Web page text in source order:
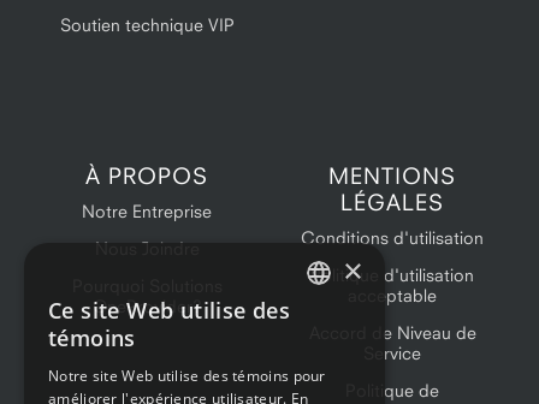
Soutien technique VIP
À PROPOS
Notre Entreprise
Nous Joindre
OneProvider?
MENTIONS
LÉGALES
Conditions d'utilisation
Politique d'utilisation
acceptable
Accord de Niveau de
Service
Politique de
×
Ce site Web utilise des
témoins
Notre site Web utilise des témoins pour
améliorer l'expérience utilisateur. En